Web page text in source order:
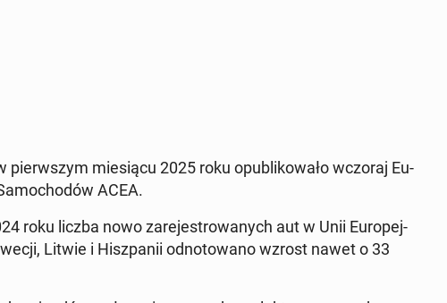
pierw­szym mie­sią­cu 2025 roku opu­bli­ko­wa­ło wczoraj Eu­
ACEA.
roku liczba nowo za­re­je­stro­wa­nych aut w Unii Eu­ro­pej­
Litwie i Hisz­pa­nii od­no­to­wa­no wzrost nawet o 33